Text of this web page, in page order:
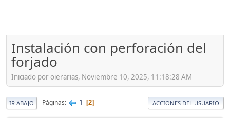
Instalación con perforación del
forjado
Iniciado por oierarias, Noviembre 10, 2025, 11:18:28 AM
IR ABAJO Páginas 1 2 ACCIONES DEL USUARIO